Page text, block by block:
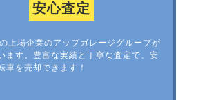
安心査定
上場企業のアップガレージグループが
ます。豊富な実績と丁寧な査定で、安
車を売却できます！